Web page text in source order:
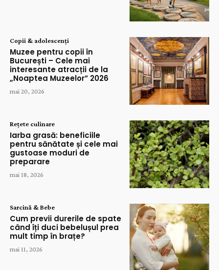
Copii & adolescenți
Muzee pentru copii în
București – Cele mai
interesante atracții de la
„Noaptea Muzeelor” 2026
mai 20, 2026
Rețete culinare
Iarba grasă: beneficiile
pentru sănătate și cele mai
gustoase moduri de
preparare
mai 18, 2026
Sarcină & Bebe
Cum previi durerile de spate
când îți duci bebelușul prea
mult timp în brațe?
mai 11, 2026